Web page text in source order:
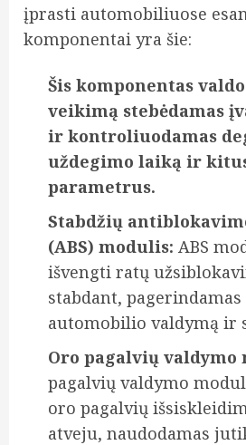
įprasti automobiliuose
komponentai yra šie:
Šis komponentas
veikimą stebėdamas
ir kontroliuodamas
uždegimo laiką ir
parametrus.
Stabdžių
(ABS) modulis: ABS
išvengti ratų
stabdant,
automobilio valdymą ir
Oro pagalvių valdymo
pagalvių valdymo
oro pagalvių
atveju, naudodamas